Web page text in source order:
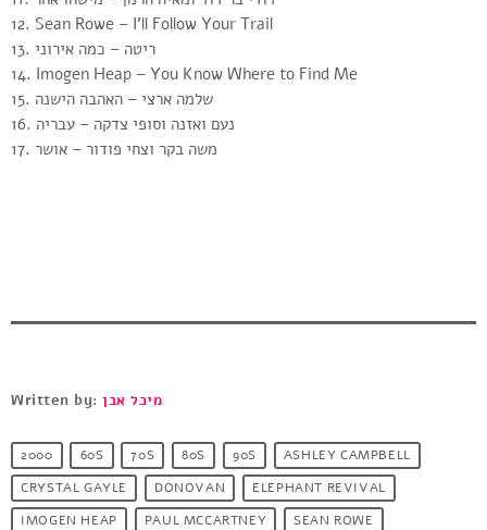
12. Sean Rowe – I’ll Follow Your Trail
13. ריטה – כמה אירוני
14. Imogen Heap – You Know Where to Find Me
15. שלמה ארצי – האהבה הישנה
16. נעם ואזנה וסופי צדקה – עבריה
17. משה בקר וצחי פודור – אושר
Written by:מיכל אבן
2000 60S 70S 80S 90S
ASHLEY CAMPBELL
CRYSTAL GAYLE
DONOVAN
ELEPHANT REVIVAL
IMOGEN HEAP
PAUL MCCARTNEY
SEAN ROWE